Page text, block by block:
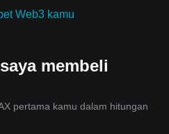
Web3 kamu
membeli
pertama kamu dalam hitungan